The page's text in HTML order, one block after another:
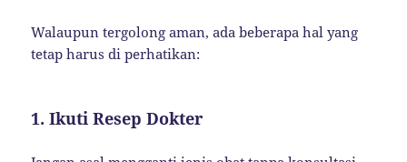
Walaupun tergolong aman, ada beberapa hal yang
tetap harus di perhatikan:
1. Ikuti Resep Dokter